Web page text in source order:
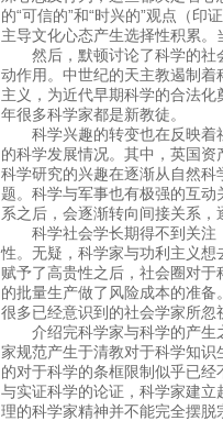
的“可信的”和“时兴的”观点（
主导文化心态产生选择性积累
然后，默顿讨论了科学的社
动作用。中世纪的天主教遏制
主义，为近代早期科学的合法
年很多科学家都是新教徒。
科学兴趣的转变也在反映着
的科学发展情况。其中，英国
科学研究的兴趣在逐渐从自然
题。科学与军事也有极强的互
系之后，会逐渐转向间接关系
科学社会学长期得不到关注
性。无疑，科学家与功利主义
赋予了高贵性之后，社会圈对
的批量生产做了风险成本的准
很多已经意识到的社会学家所忽
介绍完科学家与科学的产生
家规范产生于清教对于科学知
的对于科学的条框限制似乎已
与实证科学的论证，科学家建
理的科学家精神并不能完全摆